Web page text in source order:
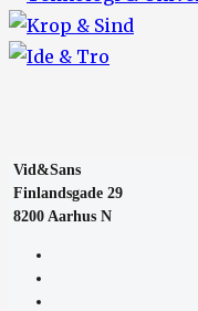
Vid&Sans
Finlandsgade 29
8200 Aarhus N